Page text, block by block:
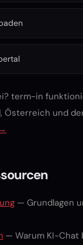
term-in
Österreich und
— Grundlagen
— Warum KI-Chat